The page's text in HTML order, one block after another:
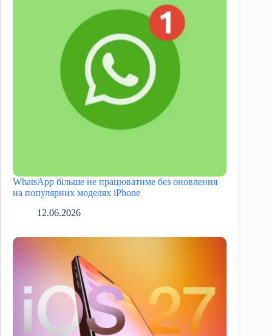
WhatsApp більше не працюватиме без оновлення
на популярних моделях iPhone
12.06.2026